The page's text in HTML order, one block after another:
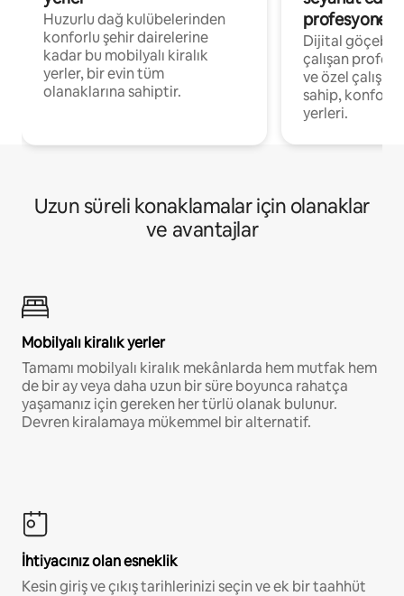
Huzurlu dağ kulübelerinden
konforlu şehir dairelerine
kadar bu mobilyalı kiralık
yerler, bir evin tüm
olanaklarına sahiptir.
Dijital
çalışan
ve özel
sahip,
yerleri.
Uzun süreli konaklamalar için olanaklar
ve avantajlar
Mobilyalı kiralık yerler
Tamamı mobilyalı kiralık mekânlarda hem mutfak hem
de bir ay veya daha uzun bir süre boyunca rahatça
yaşamanız için gereken her türlü olanak bulunur.
Devren kiralamaya mükemmel bir alternatif.
İhtiyacınız olan esneklik
Kesin giriş ve çıkış tarihlerinizi seçin ve ek bir taahhüt